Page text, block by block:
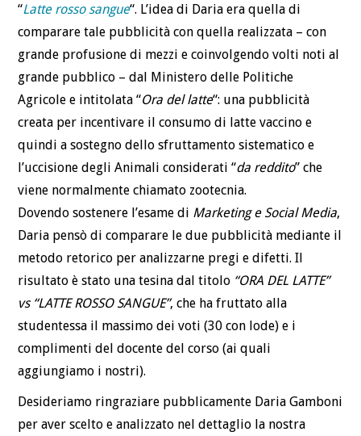
“Latte rosso sangue“. L’idea di Daria era quella di
comparare tale pubblicità con quella realizzata – con
grande profusione di mezzi e coinvolgendo volti noti al
grande pubblico – dal Ministero delle Politiche
Agricole e intitolata “Ora del latte“: una pubblicità
creata per incentivare il consumo di latte vaccino e
quindi a sostegno dello sfruttamento sistematico e
l’uccisione degli Animali considerati “da reddito” che
viene normalmente chiamato zootecnia.
Dovendo sostenere l’esame di Marketing e Social Media,
Daria pensò di comparare le due pubblicità mediante il
metodo retorico per analizzarne pregi e difetti. Il
risultato è stato una tesina dal titolo “ORA DEL LATTE”
vs “LATTE ROSSO SANGUE”, che ha fruttato alla
studentessa il massimo dei voti (30 con lode) e i
complimenti del docente del corso (ai quali
aggiungiamo i nostri).
Desideriamo ringraziare pubblicamente Daria Gamboni
per aver scelto e analizzato nel dettaglio la nostra